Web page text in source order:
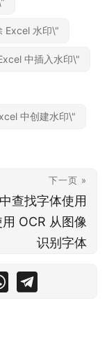
Excel 水印\"
中插入水印\"
中创建水印\"
下一页 »
查找字体使用
OCR 从图像
识别字体